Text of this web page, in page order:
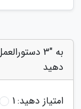
به "3
دهید
امتیاز دهید:1